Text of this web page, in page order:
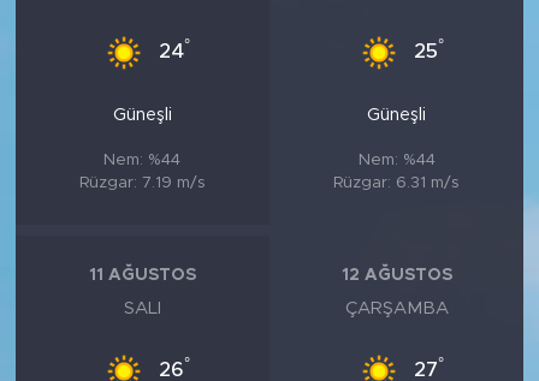
24°
Güneşli
Nem: %44
Rüzgar: 7.19 m/s
25°
Güneşli
Nem: %44
Rüzgar: 6.31 m/s
11 AĞUSTOS
SALI
26°
12 AĞUSTOS
ÇARŞAMBA
27°